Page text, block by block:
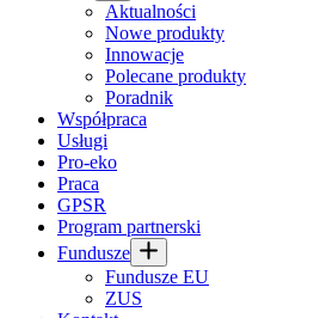
Aktualności
Nowe produkty
Innowacje
Polecane produkty
Poradnik
Współpraca
Usługi
Pro-eko
Praca
GPSR
Program partnerski
Fundusze
Fundusze EU
ZUS